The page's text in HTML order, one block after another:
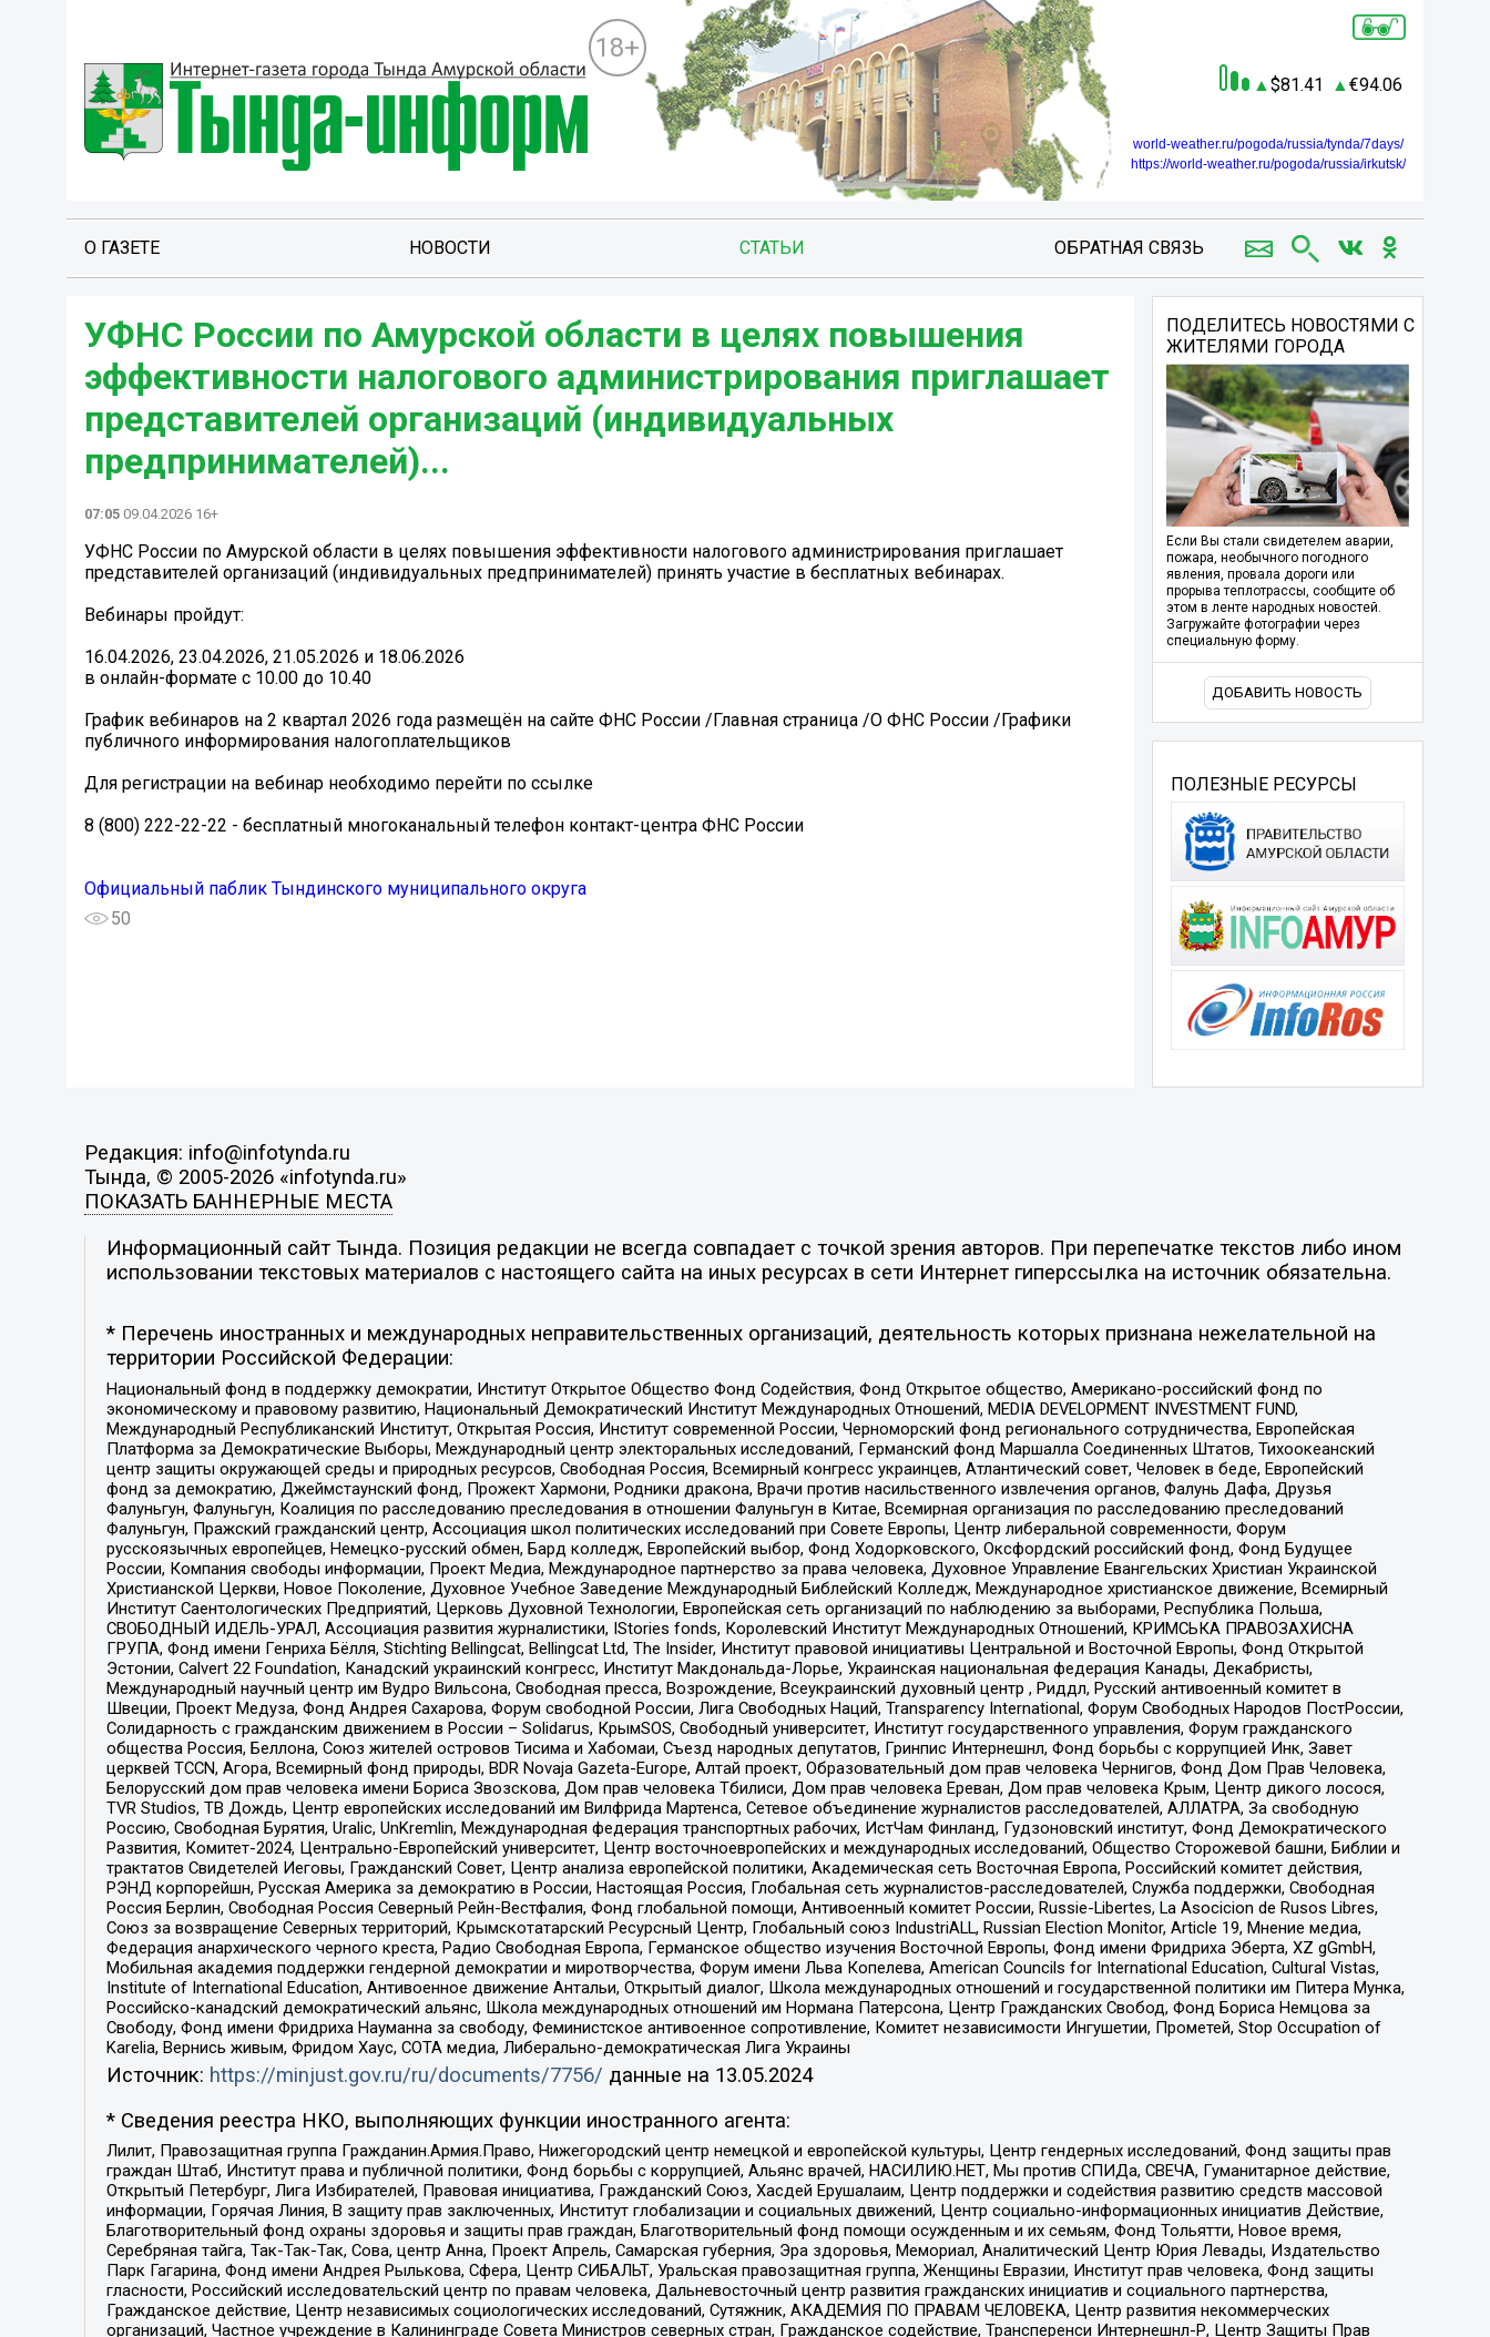
18+
81.41 94.06
world-weather.ru/pogoda/russia/tynda/7days/
https://world-weather.ru/pogoda/russia/irkutsk/
О ГАЗЕТЕ НОВОСТИ СТАТЬИ ОБРАТНАЯ СВЯЗЬ
УФНС России по Амурской области в целях повышения
эффективности налогового администрирования приглашает
представителей организаций (индивидуальных
предпринимателей)...
07:05 09.04.2026 16+
УФНС России по Амурской области в целях повышения эффективности налогового администрирования приглашает
представителей организаций (индивидуальных предпринимателей) принять участие в бесплатных вебинарах.
Вебинары пройдут:
16.04.2026, 23.04.2026, 21.05.2026 и 18.06.2026
в онлайн-формате с 10.00 до 10.40
График вебинаров на 2 квартал 2026 года размещён на сайте ФНС России /Главная страница /О ФНС России /Графики
публичного информирования налогоплательщиков
Для регистрации на вебинар необходимо перейти по ссылке
8 (800) 222-22-22 - бесплатный многоканальный телефон контакт-центра ФНС России
Официальный паблик Тындинского муниципального округа
50
ПОДЕЛИТЕСЬ НОВОСТЯМИ С
ЖИТЕЛЯМИ ГОРОДА
Если Вы стали свидетелем аварии,
пожара, необычного погодного
явления, провала дороги или
прорыва теплотрассы, сообщите об
этом в ленте народных новостей.
Загружайте фотографии через
специальную форму.
ДОБАВИТЬ НОВОСТЬ
ПОЛЕЗНЫЕ РЕСУРСЫ
Редакция: info@infotynda.ru
Тында, © 2005-2026 «infotynda.ru»
ПОКАЗАТЬ БАННЕРНЫЕ МЕСТА
Информационный сайт Тында. Позиция редакции не всегда совпадает с точкой зрения авторов. При перепечатке текстов либо ином
использовании текстовых материалов с настоящего сайта на иных ресурсах в сети Интернет гиперссылка на источник обязательна.
* Перечень иностранных и международных неправительственных организаций, деятельность которых признана нежелательной на
территории Российской Федерации:
Национальный фонд в поддержку демократии, Институт Открытое Общество Фонд Содействия, Фонд Открытое общество, Американо-российский фонд по
экономическому и правовому развитию, Национальный Демократический Институт Международных Отношений, MEDIA DEVELOPMENT INVESTMENT FUND,
Международный Республиканский Институт, Открытая Россия, Институт современной России, Черноморский фонд регионального сотрудничества, Европейская
Платформа за Демократические Выборы, Международный центр электоральных исследований, Германский фонд Маршалла Соединенных Штатов, Тихоокеанский
центр защиты окружающей среды и природных ресурсов, Свободная Россия, Всемирный конгресс украинцев, Атлантический совет, Человек в беде, Европейский
фонд за демократию, Джеймстаунский фонд, Прожект Хармони, Родники дракона, Врачи против насильственного извлечения органов, Фалунь Дафа, Друзья
Фалуньгун, Фалуньгун, Коалиция по расследованию преследования в отношении Фалуньгун в Китае, Всемирная организация по расследованию преследований
Фалуньгун, Пражский гражданский центр, Ассоциация школ политических исследований при Совете Европы, Центр либеральной современности, Форум
русскоязычных европейцев, Немецко-русский обмен, Бард колледж, Европейский выбор, Фонд Ходорковского, Оксфордский российский фонд, Фонд Будущее
России, Компания свободы информации, Проект Медиа, Международное партнерство за права человека, Духовное Управление Евангельских Христиан Украинской
Христианской Церкви, Новое Поколение, Духовное Учебное Заведение Международный Библейский Колледж, Международное христианское движение, Всемирный
Институт Саентологических Предприятий, Церковь Духовной Технологии, Европейская сеть организаций по наблюдению за выборами, Республика Польша,
СВОБОДНЫЙ ИДЕЛЬ-УРАЛ, Ассоциация развития журналистики, IStories fonds, Королевский Институт Международных Отношений, КРИМСЬКА ПРАВОЗАХИСНА
ГРУПА, Фонд имени Генриха Бёлля, Stichting Bellingcat, Bellingcat Ltd, The Insider, Институт правовой инициативы Центральной и Восточной Европы, Фонд Открытой
Эстонии, Calvert 22 Foundation, Канадский украинский конгресс, Институт Макдональда-Лорье, Украинская национальная федерация Канады, Декабристы,
Международный научный центр им Вудро Вильсона, Свободная пресса, Возрождение, Всеукраинский духовный центр , Риддл, Русский антивоенный комитет в
Швеции, Проект Медуза, Фонд Андрея Сахарова, Форум свободной России, Лига Свободных Наций, Transparеncy International, Форум Свободных Народов ПостРоссии,
Солидарность с гражданским движением в России – Solidarus, КрымSOS, Свободный университет, Институт государственного управления, Форум гражданского
общества Россия, Беллона, Союз жителей островов Тисима и Хабомаи, Съезд народных депутатов, Гринпис Интернешнл, Фонд борьбы с коррупцией Инк, Завет
церквей TCCN, Агора, Всемирный фонд природы, BDR Novaja Gazeta-Europe, Алтай проект, Образовательный дом прав человека Чернигов, Фонд Дом Прав Человека,
Белорусский дом прав человека имени Бориса Звозскова, Дом прав человека Тбилиси, Дом прав человека Ереван, Дом прав человека Крым, Центр дикого лосося,
TVR Studios, ТВ Дождь, Центр европейских исследований им Вилфрида Мартенса, Сетевое объединение журналистов расследователей, АЛЛАТРА, За свободную
Россию, Свободная Бурятия, Uralic, UnKremlin, Международная федерация транспортных рабочих, ИстЧам Финланд, Гудзоновский институт, Фонд Демократического
Развития, Комитет-2024, Центрально-Европейский университет, Центр восточноевропейских и международных исследований, Общество Сторожевой башни, Библии и
трактатов Свидетелей Иеговы, Гражданский Совет, Центр анализа европейской политики, Академическая сеть Восточная Европа, Российский комитет действия,
РЭНД корпорейшн, Русская Америка за демократию в России, Настоящая Россия, Глобальная сеть журналистов-расследователей, Служба поддержки, Свободная
Россия Берлин, Свободная Россия Северный Рейн-Вестфалия, Фонд глобальной помощи, Антивоенный комитет России, Russie-Libertes, La Asocicion de Rusos Libres,
Союз за возвращение Северных территорий, Крымскотатарский Ресурсный Центр, Глобальный союз IndustriALL, Russian Election Monitor, Article 19, Мнение медиа,
Федерация анархического черного креста, Радио Свободная Европа, Германское общество изучения Восточной Европы, Фонд имени Фридриха Эберта, XZ gGmbH,
Мобильная академия поддержки гендерной демократии и миротворчества, Форум имени Льва Копелева, American Councils for International Education, Cultural Vistas,
Institute of International Education, Антивоенное движение Антальи, Открытый диалог, Школа международных отношений и государственной политики им Питера Мунка,
Российско-канадский демократический альянс, Школа международных отношений им Нормана Патерсона, Центр Гражданских Свобод, Фонд Бориса Немцова за
Свободу, Фонд имени Фридриха Науманна за свободу, Феминистское антивоенное сопротивление, Комитет независимости Ингушетии, Прометей, Stop Occupation of
Karelia, Вернись живым, Фридом Хаус, СОТА медиа, Либерально-демократическая Лига Украины
Источник: https://minjust.gov.ru/ru/documents/7756/ данные на 13.05.2024
* Сведения реестра НКО, выполняющих функции иностранного агента:
Лилит, Правозащитная группа Гражданин.Армия.Право, Нижегородский центр немецкой и европейской культуры, Центр гендерных исследований, Фонд защиты прав
граждан Штаб, Институт права и публичной политики, Фонд борьбы с коррупцией, Альянс врачей, НАСИЛИЮ.НЕТ, Мы против СПИДа, СВЕЧА, Гуманитарное действие,
Открытый Петербург, Лига Избирателей, Правовая инициатива, Гражданский Союз, Хасдей Ерушалаим, Центр поддержки и содействия развитию средств массовой
информации, Горячая Линия, В защиту прав заключенных, Институт глобализации и социальных движений, Центр социально-информационных инициатив Действие,
Благотворительный фонд охраны здоровья и защиты прав граждан, Благотворительный фонд помощи осужденным и их семьям, Фонд Тольятти, Новое время,
Серебряная тайга, Так-Так-Так, Сова, центр Анна, Проект Апрель, Самарская губерния, Эра здоровья, Мемориал, Аналитический Центр Юрия Левады, Издательство
Парк Гагарина, Фонд имени Андрея Рылькова, Сфера, Центр СИБАЛЬТ, Уральская правозащитная группа, Женщины Евразии, Институт прав человека, Фонд защиты
гласности, Российский исследовательский центр по правам человека, Дальневосточный центр развития гражданских инициатив и социального партнерства,
Гражданское действие, Центр независимых социологических исследований, Сутяжник, АКАДЕМИЯ ПО ПРАВАМ ЧЕЛОВЕКА, Центр развития некоммерческих
организаций, Частное учреждение в Калининграде Совета Министров северных стран, Гражданское содействие, Трансперенси Интернешнл-Р, Центр Защиты Прав